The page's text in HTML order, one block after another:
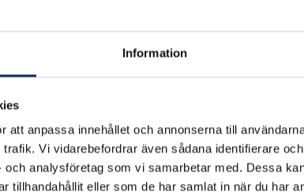
Information
att anpassa innehållet och annonserna till
Vi vidarebefordrar även sådana identifierare
analysföretag som vi samarbetar med. Dessa
tillhandahållit eller som de har samlat in när du har
Antal
remove add